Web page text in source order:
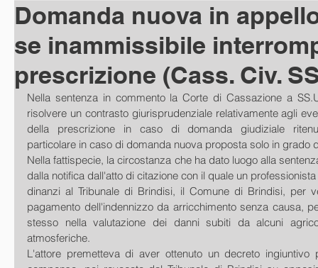
Domanda nuova in
se inammissibile
prescrizione (Cass. Civ.
Nella sentenza in commento la Corte di Cassazione a
risolvere un contrasto giurisprudenziale relativamente agli
della prescrizione in caso di domanda giudiziale
particolare in caso di domanda nuova proposta solo in grado
Nella fattispecie, la circostanza che ha dato luogo alla
dalla notifica dall'atto di citazione con il quale un
dinanzi al Tribunale di Brindisi, il Comune di Brindisi, per
pagamento dell'indennizzo da arricchimento senza causa,
stesso nella valutazione dei danni subiti da alcuni
atmosferiche.
L'attore premetteva di aver ottenuto un decreto ingiuntivo